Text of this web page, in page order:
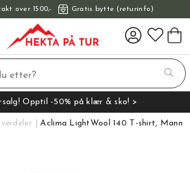
over 1500,- Gratis bytte (returinfo)
Opptil -50% på klær & sko! >
Aclima LightWool 140 T-shirt, Mann